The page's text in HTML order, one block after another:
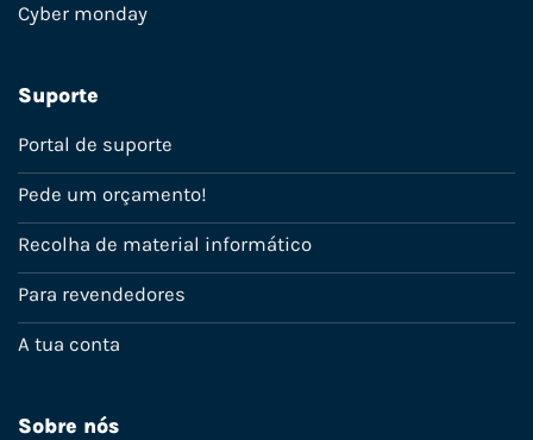
Cyber monday
Suporte
Portal de suporte
Pede um orçamento!
Recolha de material informático
Para revendedores
A tua conta
Sobre nós